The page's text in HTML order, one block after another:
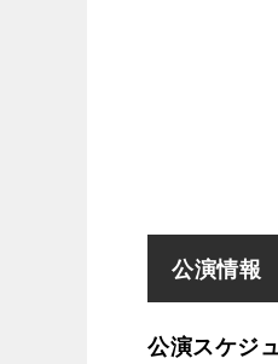
公演情報
公演スケジ